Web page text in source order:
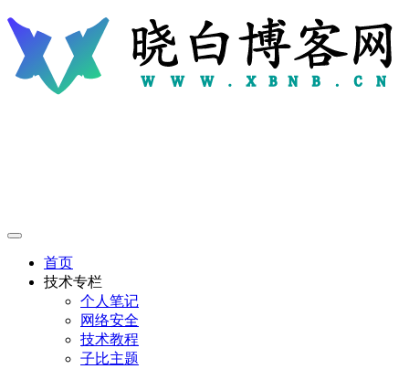
首页
技术专栏
个人笔记
网络安全
技术教程
子比主题